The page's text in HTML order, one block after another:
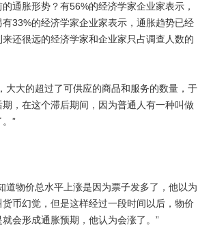
胀形势？有56%的经济学家企业家表示，
33%的经济学家企业家表示，通胀趋势已经
还很远的经济学家和企业家只占调查人数的
大的超过了可供应的商品和服务的数量，于
，在这个滞后期间，因为普通人有一种叫做
”
物价总水平上涨是因为票子发多了，他以为
币幻觉，但是这样经过一段时间以后，物价
会形成通胀预期，他认为会涨了。”